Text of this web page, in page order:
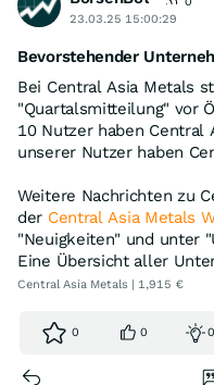
23.03.25 15:00:29
Bevorstehender
Bei Central Asia Metals
"Quartalsmitteilung" vor
10 Nutzer haben
unserer Nutzer haben
Weitere Nachrichten zu
der Central Asia Metals
"Neuigkeiten" und unter
Eine Übersicht aller
Central Asia Metals | 1,915 €
0 0 0